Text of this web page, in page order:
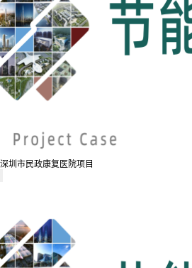
深圳市民政康复医院项目